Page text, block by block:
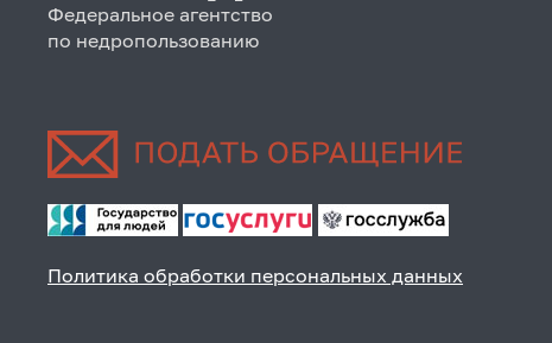
Федеральное агентство
по недропользованию
Политика обработки персональных данных